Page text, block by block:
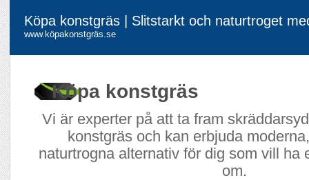
Köpa konstgräs | Slitstarkt och naturtroget
www.köpakonstgräs.se
Köpa konstgräs
Vi är experter på att ta fram
konstgräs och kan erbjuda
naturtrogna alternativ för dig som vill ha
om.